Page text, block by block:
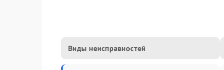
Виды неисправностей